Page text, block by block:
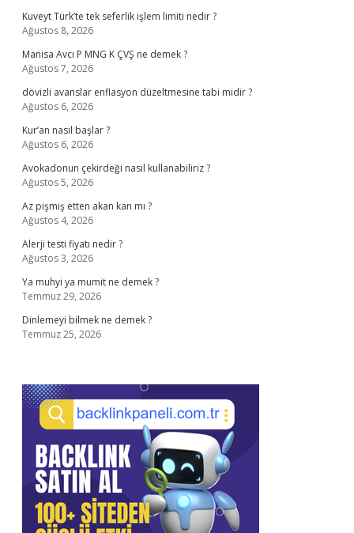
Kuveyt Türk’te tek seferlik işlem limiti nedir ?
Ağustos 8, 2026
Manisa Avcı P MNG K ÇVŞ ne demek ?
Ağustos 7, 2026
dövizli avanslar enflasyon düzeltmesine tabi midir ?
Ağustos 6, 2026
Kur’an nasıl başlar ?
Ağustos 6, 2026
Avokadonun çekirdeği nasıl kullanabiliriz ?
Ağustos 5, 2026
Az pişmiş etten akan kan mı ?
Ağustos 4, 2026
Alerji testi fiyatı nedir ?
Ağustos 3, 2026
Ya muhyi ya mumit ne demek ?
Temmuz 29, 2026
Dinlemeyi bilmek ne demek ?
Temmuz 25, 2026